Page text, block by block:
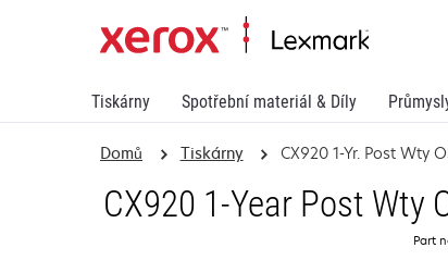
Tiskárny Spotřební materiál & Díly
Domů Tiskárny CX920 1-Yr. Post Wty
CX920 1-Year Post Wty
Part